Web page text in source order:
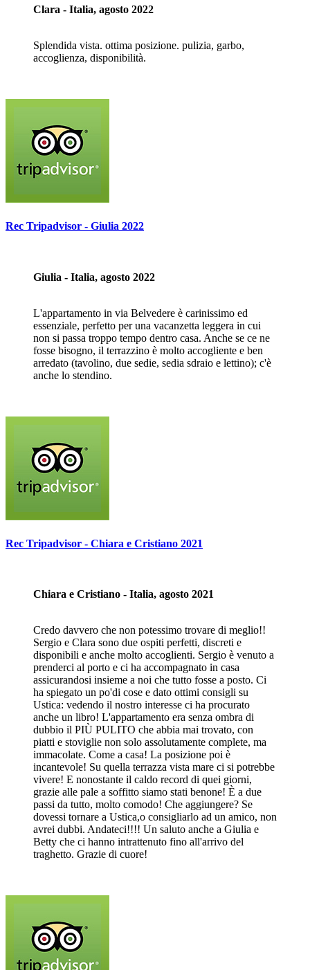
Clara - Italia, agosto 2022
Splendida vista. ottima posizione. pulizia, garbo,
accoglienza, disponibilità.
Rec Tripadvisor - Giulia 2022
Giulia - Italia, agosto 2022
L'appartamento in via Belvedere è carinissimo ed
essenziale, perfetto per una vacanzetta leggera in cui
non si passa troppo tempo dentro casa. Anche se ce ne
fosse bisogno, il terrazzino è molto accogliente e ben
arredato (tavolino, due sedie, sedia sdraio e lettino); c'è
anche lo stendino.
Rec Tripadvisor - Chiara e Cristiano 2021
Chiara e Cristiano - Italia, agosto 2021
Credo davvero che non potessimo trovare di meglio!!
Sergio e Clara sono due ospiti perfetti, discreti e
disponibili e anche molto accoglienti. Sergio è venuto a
prenderci al porto e ci ha accompagnato in casa
assicurandosi insieme a noi che tutto fosse a posto. Ci
ha spiegato un po'di cose e dato ottimi consigli su
Ustica: vedendo il nostro interesse ci ha procurato
anche un libro! L'appartamento era senza ombra di
dubbio il PIÙ PULITO che abbia mai trovato, con
piatti e stoviglie non solo assolutamente complete, ma
immacolate. Come a casa! La posizione poi è
incantevole! Su quella terrazza vista mare ci si potrebbe
vivere! E nonostante il caldo record di quei giorni,
grazie alle pale a soffitto siamo stati benone! È a due
passi da tutto, molto comodo! Che aggiungere? Se
dovessi tornare a Ustica,o consigliarlo ad un amico, non
avrei dubbi. Andateci!!!! Un saluto anche a Giulia e
Betty che ci hanno intrattenuto fino all'arrivo del
traghetto. Grazie di cuore!